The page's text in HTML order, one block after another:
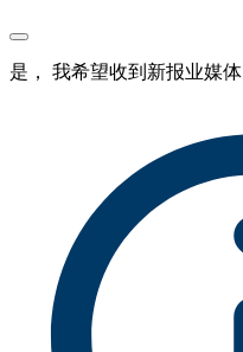
是， 我希望收到新报业媒体